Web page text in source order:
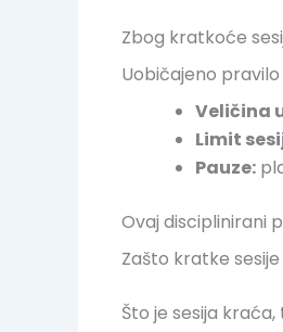
Zbog kratkoće
Uobičajeno
Veličina
Limit
Pauze:
Ovaj disciplinirani
Zašto kratke
Što je sesija